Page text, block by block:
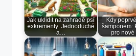
Jak uklidit na zahradě psí
exkrementy: Jednoduché
a…
Kdy
šamponem:
pro nové